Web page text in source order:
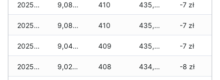
2025-12-14 9,085 zł 410 435,980 zł -7 zł
2025-12-13 9,085 zł 410 435,795 zł -7 zł
2025-12-12 9,045 zł 409 435,385 zł -7 zł
2025-12-11 9,025 zł 408 434,865 zł -8 zł